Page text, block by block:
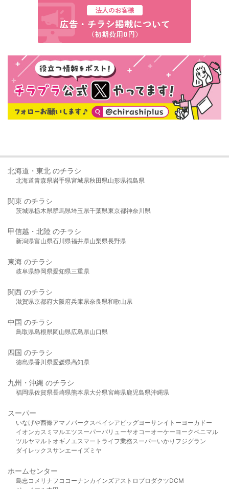
北海道・東北 のチラシ
北海道青森県岩手県宮城県秋田県山形県福島県
関東 のチラシ
茨城県栃木県群馬県埼玉県千葉県東京都神奈川県
甲信越・北陸 のチラシ
新潟県富山県石川県福井県山梨県長野県
東海 のチラシ
岐阜県静岡県愛知県三重県
関西 のチラシ
滋賀県京都府大阪府兵庫県奈良県和歌山県
中国 のチラシ
鳥取県島根県岡山県広島県山口県
四国 のチラシ
徳島県香川県愛媛県高知県
九州・沖縄 のチラシ
福岡県佐賀県長崎県熊本県大分県宮崎県鹿児島県沖縄県
スーパー
いなげや西條アマノパークスベイシア ビッグヨーサンイトーヨーカドー
イオンカスミ マルエツスーパーバリューヤオコーオーケー ヨークベニマル
ツルヤマルト オギノ エスマート ライフ業務スーパーいかり フジグラン
ダイレックスサンエーイズミヤ
ホームセンター
島忠 コメリ ナフコ コーナンカインズアストロプロダクツDCM